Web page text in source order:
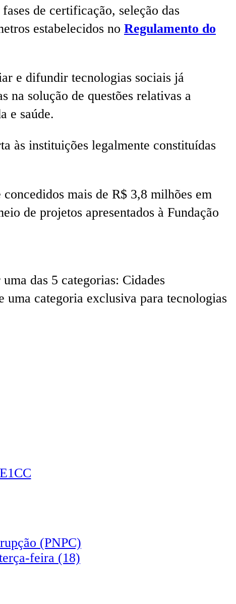
de certificação, seleção das
estabelecidos no Regulamento do
e difundir tecnologias sociais já
na solução de questões relativas a
e saúde.
às instituições legalmente constituídas
mais de R$ 3,8 milhões em
de projetos apresentados à Fundação
das 5 categorias: Cidades
categoria exclusiva para tecnologias
(PNPC)
feira (18)